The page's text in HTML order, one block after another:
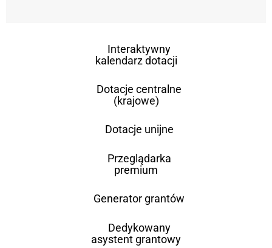
Interaktywny
kalendarz dotacji
Dotacje centralne
(krajowe)
Dotacje unijne
Przeglądarka
premium
Generator grantów
Dedykowany
asystent grantowy